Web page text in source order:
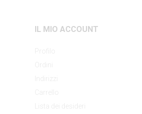
IL MIO ACCOUNT
Profilo
Ordini
Indirizzi
Carrello
Lista dei desideri